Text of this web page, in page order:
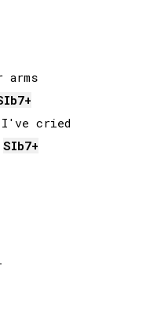
7+
cried
SIb7+